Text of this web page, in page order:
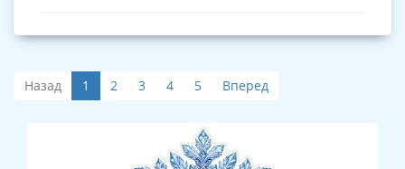
Назад 1 2 3 4 5 Вперед